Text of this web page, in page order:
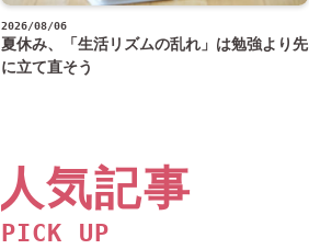
2026/08/06
夏休み、「生活リズムの乱れ」は勉強より先
に立て直そう
人気記事
PICK UP